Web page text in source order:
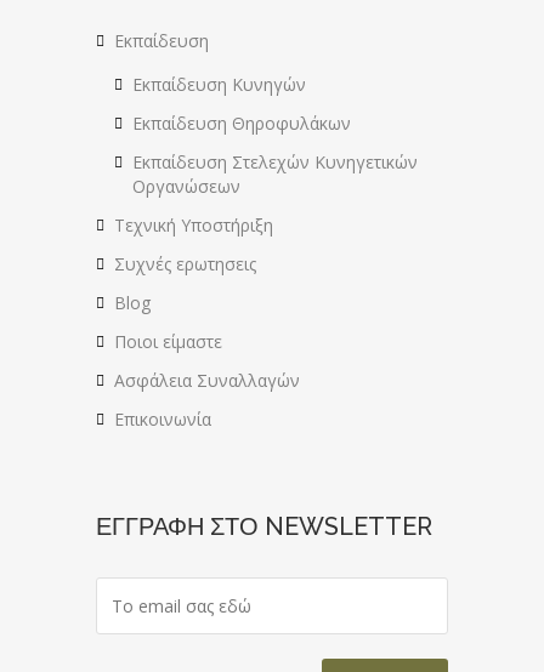
Εκπαίδευση
Εκπαίδευση Κυνηγών
Εκπαίδευση Θηροφυλάκων
Εκπαίδευση Στελεχών Κυνηγετικών
Οργανώσεων
Τεχνική Υποστήριξη
Συχνές ερωτησεις
Blog
Ποιοι είμαστε
Ασφάλεια Συναλλαγών
Επικοινωνία
ΕΓΓΡΑΦΗ ΣΤΟ NEWSLETTER